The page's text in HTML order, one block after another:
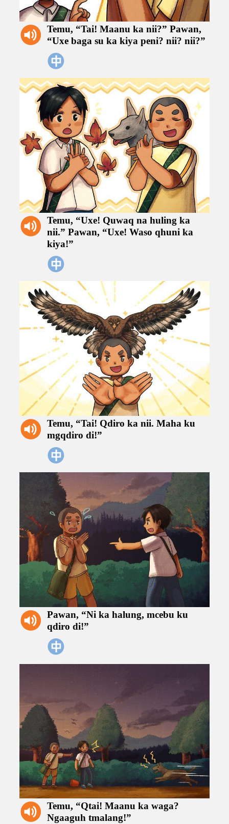
Temu, “Tai! Maanu ka nii?” Pawan,
“Uxe baga su ka kiya peni? nii? nii?”
Temu, “Uxe! Quwaq na huling ka
nii.” Pawan, “Uxe! Waso qhuni ka
kiya!”
Temu, “Tai! Qdiro ka nii. Maha ku
mgqdiro di!”
Pawan, “Ni ka halung, mcebu ku
qdiro di!”
Temu, “Qtai! Maanu ka waga?
Ngaaguh tmalang!”